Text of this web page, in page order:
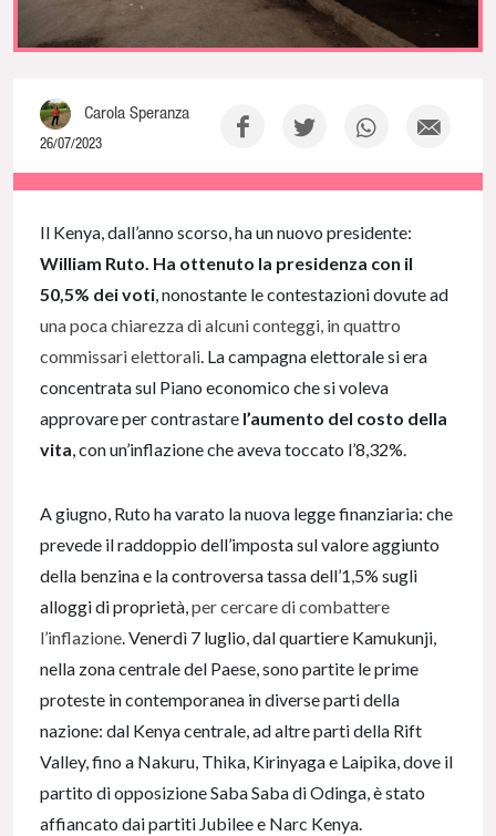
Carola Speranza
26/07/2023
NaN% Complete
Il Kenya, dall’anno scorso, ha un nuovo presidente:
William Ruto. Ha ottenuto la presidenza con il
50,5% dei voti, nonostante le contestazioni dovute ad
una poca chiarezza di alcuni conteggi, in quattro
commissari elettorali. La campagna elettorale si era
concentrata sul Piano economico che si voleva
approvare per contrastare l’aumento del costo della
vita, con un’inflazione che aveva toccato l’8,32%.
A giugno, Ruto ha varato la nuova legge finanziaria: che
prevede il raddoppio dell’imposta sul valore aggiunto
della benzina e la controversa tassa dell’1,5% sugli
alloggi di proprietà,per cercare di combattere
l’inflazione. Venerdì 7 luglio, dal quartiere Kamukunji,
nella zona centrale del Paese, sono partite le prime
proteste in contemporanea in diverse parti della
nazione: dal Kenya centrale, ad altre parti della Rift
Valley, fino a Nakuru, Thika, Kirinyaga e Laipika, dove il
partito di opposizione Saba Saba di Odinga, è stato
affiancato dai partiti Jubilee e Narc Kenya.